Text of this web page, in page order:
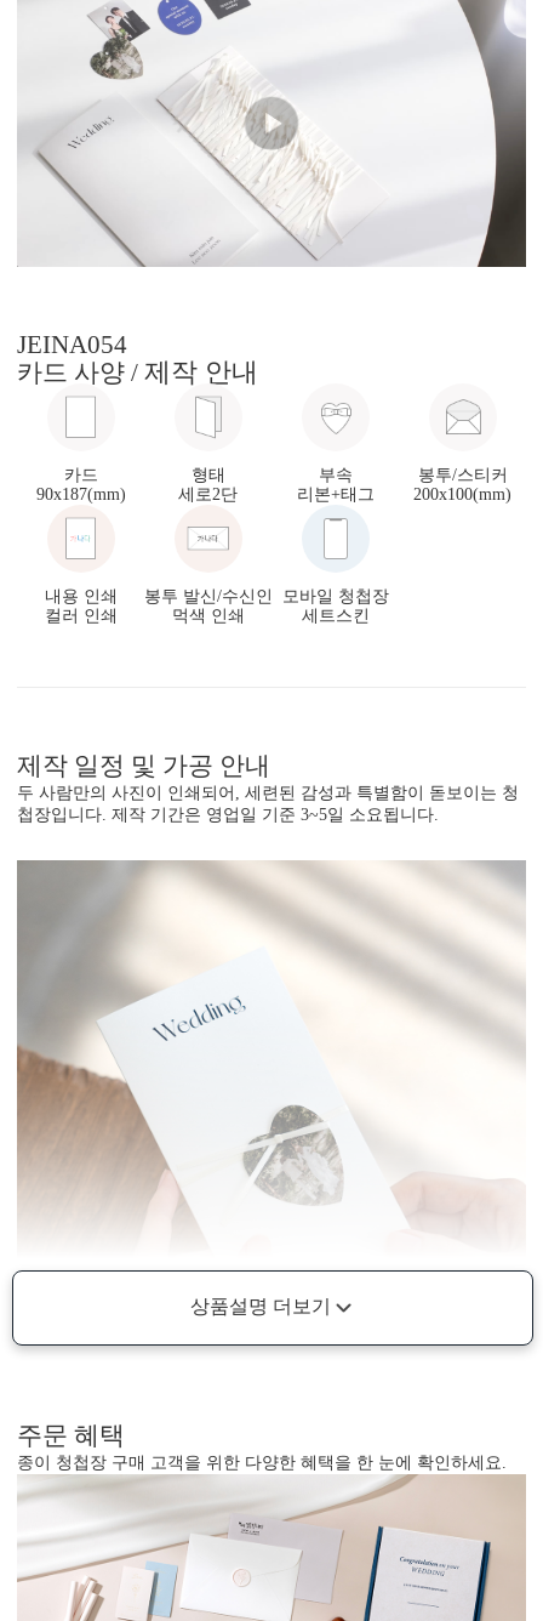
JEINA054
카드 사양 / 제작 안내
카드
90x187(mm)
형태
세로2단
부속
리본+태그
봉투/스티커
200x100(mm)
내용 인쇄
컬러 인쇄
봉투 발신/수신인
먹색 인쇄
모바일 청첩장
세트스킨
제작 일정 및 가공 안내
두 사람만의 사진이 인쇄되어, 세련된 감성과 특별함이 돋보이는 청
첩장입니다. 제작 기간은 영업일 기준 3~5일 소요됩니다.
상품설명 더보기
주문 혜택
종이 청첩장 구매 고객을 위한 다양한 혜택을 한 눈에 확인하세요.